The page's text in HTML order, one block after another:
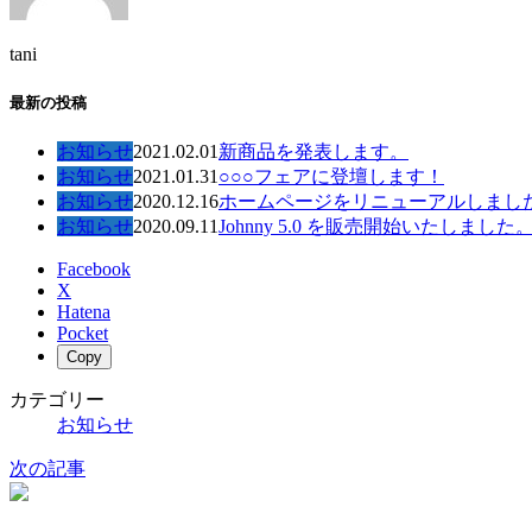
tani
最新の投稿
お知らせ2021.02.01 新商品を発表します。
お知らせ2021.01.31 ○○○フェアに登壇します！
お知らせ2020.12.16ホームページをリニューアルしまし
お知らせ2020.09.11Johnny 5.0 を販売開始いたしました
Facebook
X
Hatena
Pocket
Copy
カテゴリー
お知らせ
次の記事